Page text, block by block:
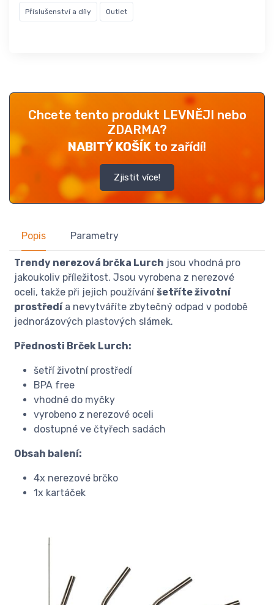
Příslušenství a díly Outlet
Chcete tento produkt LEVNĚJI nebo
ZDARMA?
NABITÝ KOŠÍK to zařídí!
Zjistit více!
Popis Parametry
Trendy nerezová brčka Lurch jsou vhodná pro
jakoukoliv příležitost. Jsou vyrobena z nerezové
oceli, takže při jejich používáníšetříte životní
prostředía nevytváříte zbytečný odpad v podobě
jednorázových plastových slámek.
Přednosti Brček Lurch:
šetří životní prostředí
BPA free
vhodné do myčky
vyrobeno z nerezové oceli
dostupné ve čtyřech sadách
Obsah balení:
4x nerezové brčko
1x kartáček